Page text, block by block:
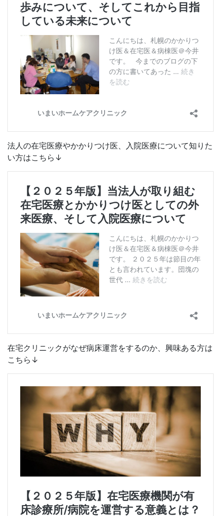
法人の在宅医療やかかりつけ医、入院医療について知りた
い方はこちら↓
在宅クリニックがなぜ病床運営をするのか、興味ある方は
こちら↓